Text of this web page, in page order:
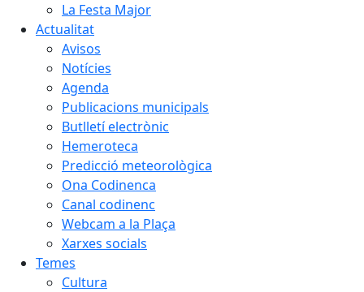
La Festa Major
Actualitat
Avisos
Notícies
Agenda
Publicacions municipals
Butlletí electrònic
Hemeroteca
Predicció meteorològica
Ona Codinenca
Canal codinenc
Webcam a la Plaça
Xarxes socials
Temes
Cultura